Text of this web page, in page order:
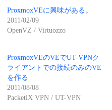
ProxmoxVEに興味がある。
2011/02/09
OpenVZ / Virtuozzo
ProxmoxVEのVEでUT-VPNク
ライアントでの接続のみのVE
を作る
2011/08/08
PacketiX VPN / UT-VPN